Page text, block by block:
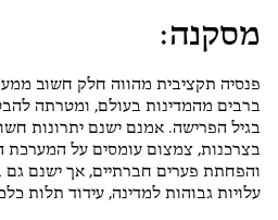
מסקנה:
פנסיה תקציבית מהווה חלק חשוב
ברבים מהמדינות בעולם, ומטרתה
בגיל הפרישה. אמנם ישנם יתרונות
בצרכנות, צמצום עומסים על המערכת
והפחתת פערים חברתיים, אך ישנם גם
עלויות גבוהות למדינה, עידוד תלות